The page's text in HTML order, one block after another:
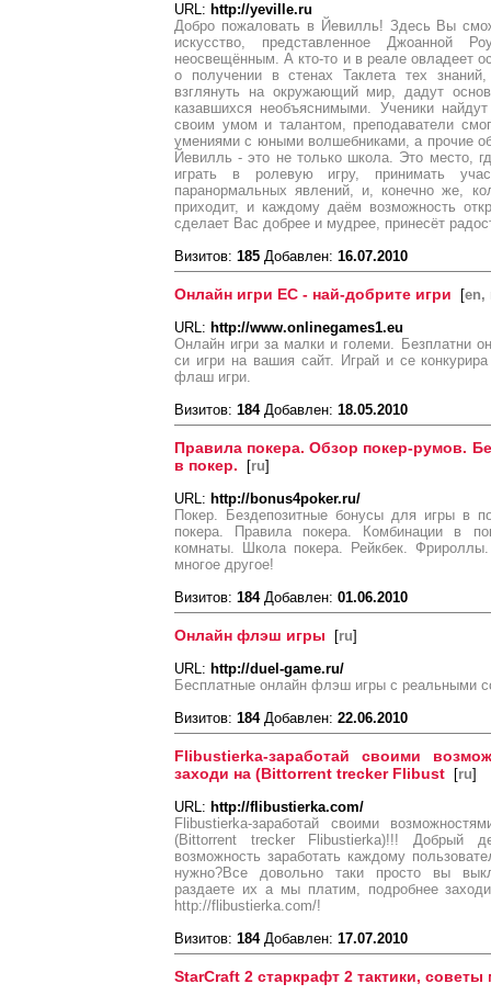
URL: http://yeville.ru
Добро пожаловать в Йевилль! Здесь Вы
искусство, представленное Джоанной
неосвещённым. А кто-то и в реале овладеет
о получении в стенах Таклета тех
взглянуть на окружающий мир, дадут
казавшихся необъяснимыми. Ученики
своим умом и талантом, преподаватели
умениями с юными волшебниками, а прочие
Йевилль - это не только школа. Это место,
играть в ролевую игру, принимать
паранормальных явлений, и, конечно же,
приходит, и каждому даём возможность
сделает Вас добрее и мудрее, принесёт
Визитов: 185 Добавлен: 16.07.2010
Онлайн игри ЕС - най-добрите игри [en,
URL: http://www.onlinegames1.eu
Онлайн игри за малки и големи. Безплатни
си игри на вашия сайт. Играй и се
флаш игри.
Визитов: 184Добавлен: 18.05.2010
Правила покера. Обзор покер-румов.
в покер. [ru]
URL: http://bonus4poker.ru/
Покер. Бездепозитные бонусы для игры в
покера. Правила покера. Комбинации в
комнаты. Школа покера. Рейкбек.
многое другое!
Визитов: 184Добавлен: 01.06.2010
Онлайн флэш игры [ru]
URL: http://duel-game.ru/
Бесплатные онлайн флэш игры с реальными
Визитов: 184Добавлен: 22.06.2010
Flibustierka-заработай своими
заходи на (Bittorrent trecker Flibust [ru]
URL: http://flibustierka.com/
Flibustierka-заработай своими
(Bittorrent trecker Flibustierka)!!! Добрый
возможность заработать каждому
нужно?Все довольно таки просто вы
раздаете их а мы платим, подробнее
http://flibustierka.com/!
Визитов: 184Добавлен: 17.07.2010
StarCraft 2 старкрафт 2 тактики,